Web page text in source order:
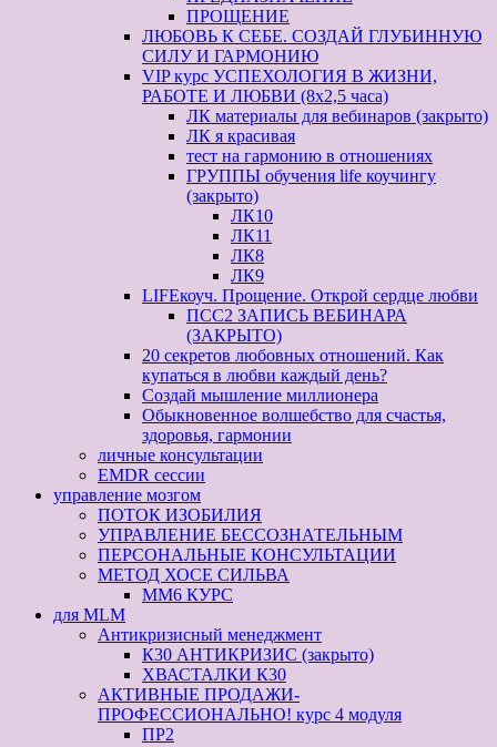
ПРОЩЕНИЕ
ЛЮБОВЬ К СЕБЕ. СОЗДАЙ ГЛУБИННУЮ
СИЛУ И ГАРМОНИЮ
VIP курс УСПЕХОЛОГИЯ В ЖИЗНИ,
РАБОТЕ И ЛЮБВИ (8х2,5 часа)
ЛК материалы для вебинаров (закрыто)
ЛК я красивая
тест на гармонию в отношениях
ГРУППЫ обучения life коучингу
(закрыто)
ЛК10
ЛК11
ЛК8
ЛК9
LIFEкоуч. Прощение. Открой сердце любви
ПСС2 ЗАПИСЬ ВЕБИНАРА
(ЗАКРЫТО)
20 секретов любовных отношений. Как
купаться в любви каждый день?
Создай мышление миллионера
Обыкновенное волшебство для счастья,
здоровья, гармонии
личные консультации
EMDR сессии
управление мозгом
ПОТОК ИЗОБИЛИЯ
УПРАВЛЕНИЕ БЕССОЗНАТЕЛЬНЫМ
ПЕРСОНАЛЬНЫЕ КОНСУЛЬТАЦИИ
МЕТОД ХОСЕ СИЛЬВА
ММ6 КУРС
для MLM
Антикризисный менеджмент
К30 АНТИКРИЗИС (закрыто)
ХВАСТАЛКИ К30
АКТИВНЫЕ ПРОДАЖИ-
ПРОФЕССИОНАЛЬНО! курс 4 модуля
ПР2